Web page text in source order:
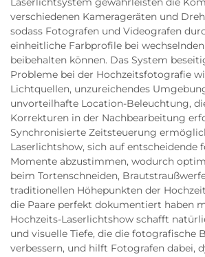
verschiedenen Kamerageräten und
sodass Fotografen und Videografen
einheitliche Farbprofile bei
beibehalten können. Das System
Probleme bei der Hochzeitsfotografie
Lichtquellen, unzureichendes
unvorteilhafte Location-Beleuchtung,
Korrekturen in der Nachbearbeitung
Synchronisierte Zeitsteuerung
Laserlichtshow, sich auf entscheidende
Momente abzustimmen, wodurch
beim Tortenschneiden,
traditionellen Höhepunkten der
die Paare perfekt dokumentiert haben
Hochzeits-Laserlichtshow schafft
und visuelle Tiefe, die die fotografische
verbessern, und hilft Fotografen dabei,